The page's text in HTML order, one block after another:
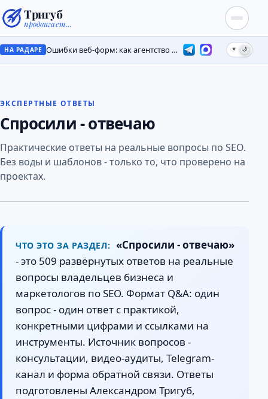
Тригуб
продвигает…
НА РАДАРЕ Ошибки веб-форм: как агентство потеряло лиды на месяцы ☀ 🌙
ЭКСПЕРТНЫЕ ОТВЕТЫ
Спросили - отвечаю
Практические ответы на реальные вопросы по SEO.
Без воды и шаблонов - только то, что проверено на
проектах.
ЧТО ЭТО ЗА РАЗДЕЛ: «Спросили - отвечаю»
- это 509 развёрнутых ответов на реальные
вопросы владельцев бизнеса и
маркетологов по SEO. Формат Q&A: один
вопрос - один ответ с практикой,
конкретными цифрами и ссылками на
инструменты. Источник вопросов -
консультации, видео-аудиты, Telegram-
канал и форма обратной связи. Ответы
подготовлены Александром Тригуб,